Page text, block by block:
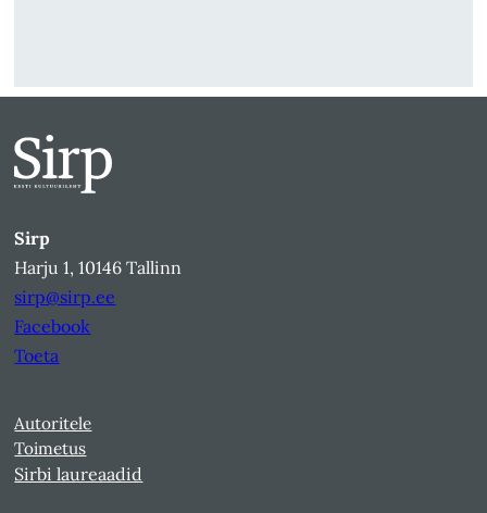
Sirp
Harju 1, 10146 Tallinn
sirp@sirp.ee
Facebook
Toeta
Autoritele
Toimetus
Sirbi laureaadid